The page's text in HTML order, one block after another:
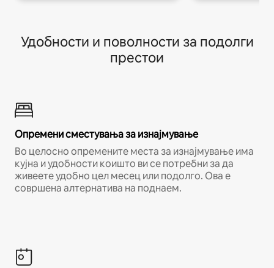
Удобности и поволности за подолги
престои
Опремени сместувања за изнајмување
Во целосно опремените места за изнајмување има
кујна и удобности коишто ви се потребни за да
живеете удобно цел месец или подолго. Ова е
совршена алтернатива на поднаем.